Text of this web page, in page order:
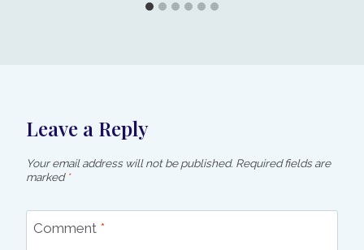
Leave a Reply
Your email address will not be published. Required fields are
marked *
Comment *